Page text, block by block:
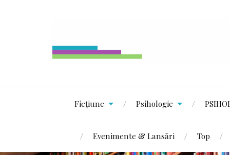
Ficțiune Psihologie
Evenimente & Lansări Top